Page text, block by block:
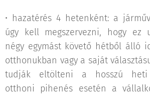
• hazatérés 4 hetenként: a
úgy kell megszervezni, hogy ez
négy egymást követő hétből álló
otthonukban vagy a saját
tudják eltölteni a hosszú heti
otthoni pihenés esetén a